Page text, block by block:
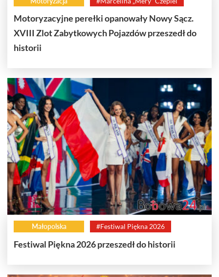
Motoryzacyjne perełki opanowały Nowy Sącz.
XVIII Zlot Zabytkowych Pojazdów przeszedł do
historii
Małopolska #Festiwal Piękna 2026
Festiwal Piękna 2026 przeszedł do historii